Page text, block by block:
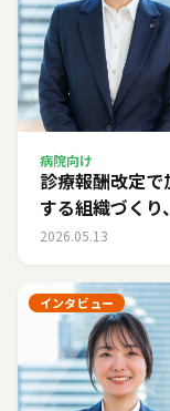
病院向け
診療報酬改定で
する組織づくり
2026.05.13
インタビュー